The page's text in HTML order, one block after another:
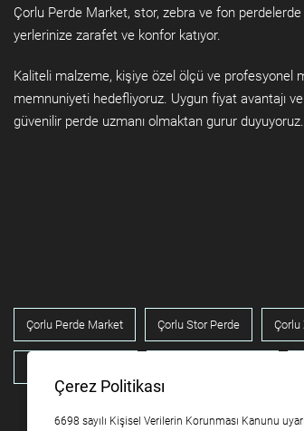
Çorlu Perde Market, stor, zebra ve fon
yerlerinize zarafet ve konfor katıyor.
Kaliteli malzeme, kişiye özel ölçü ve profesyonel
memnuniyeti hedefliyoruz. Uygun fiyat avantajı
güvenilir perde uzmanı olmaktan gurur duyuyoruz.
Çorlu Perde Market Çorlu Stor Perde Çorlu
Çerez Politikası
6698 sayılı Kişisel Verilerin Korunması Kanunu